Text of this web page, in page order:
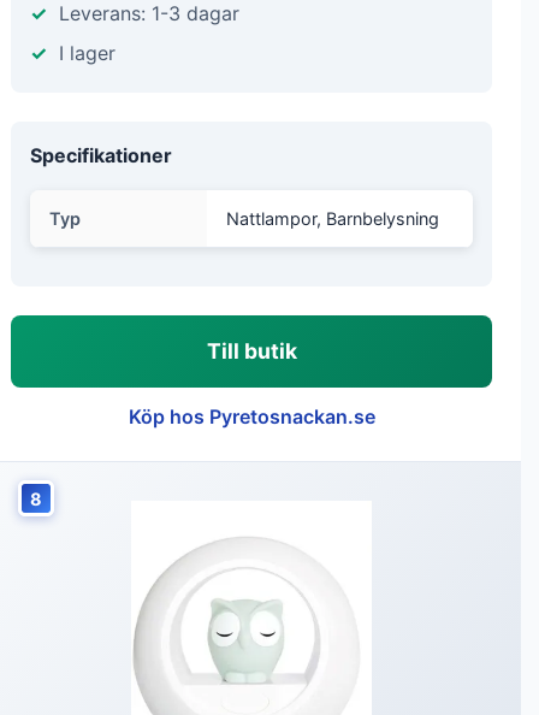
Leverans: 1-3 dagar
I lager
Specifikationer
Typ Nattlampor, Barnbelysning
Till butik
Köp hos Pyretosnackan.se
8